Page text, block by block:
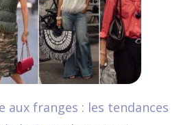
aux franges : les tendances